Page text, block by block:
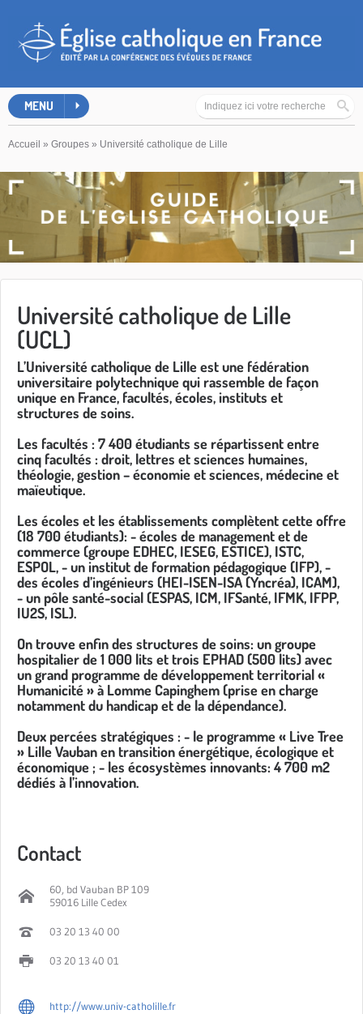
MENU
Accueil » Groupes » Université catholique de Lille
Université catholique de Lille
(UCL)
L’Université catholique de Lille est une fédération
universitaire polytechnique qui rassemble de façon
unique en France, facultés, écoles, instituts et
structures de soins.
Les facultés : 7 400 étudiants se répartissent entre
cinq facultés : droit, lettres et sciences humaines,
théologie, gestion – économie et sciences, médecine et
maïeutique.
Les écoles et les établissements complètent cette offre
(18 700 étudiants): - écoles de management et de
commerce (groupe EDHEC, IESEG, ESTICE), ISTC,
ESPOL, - un institut de formation pédagogique (IFP), -
des écoles d’ingénieurs (HEI-ISEN-ISA (Yncréa), ICAM),
- un pôle santé-social (ESPAS, ICM, IFSanté, IFMK, IFPP,
IU2S, ISL).
On trouve enfin des structures de soins: un groupe
hospitalier de 1 000 lits et trois EPHAD (500 lits) avec
un grand programme de développement territorial «
Humanicité » à Lomme Capinghem (prise en charge
notamment du handicap et de la dépendance).
Deux percées stratégiques : - le programme « Live Tree
» Lille Vauban en transition énergétique, écologique et
économique ; - les écosystèmes innovants: 4 700 m2
dédiés à l’innovation.
Contact
60, bd Vauban BP 109
59016 Lille Cedex
03 20 13 40 00
03 20 13 40 01
http://www.univ-catholille.fr